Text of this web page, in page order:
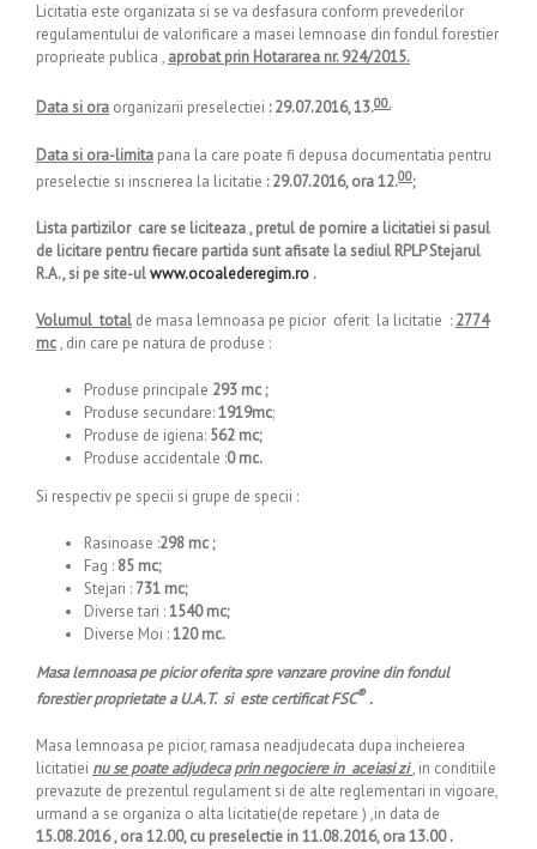
Licitatia este organizata si se va desfasura conform prevederilor
regulamentului de valorificare a masei lemnoase din fondul forestier
proprieate publica , aprobat prin Hotararea nr. 924/2015.
Data si ora organizarii preselectiei : 29.07.2016, 13.00.
Data si ora-limita pana la care poate fi depusa documentatia pentru
preselectie si inscrierea la licitatie : 29.07.2016, ora 12.00;
Lista partizilor care se liciteaza , pretul de pornire a licitatiei si pasul
de licitare pentru fiecare partida sunt afisate la sediul RPLP Stejarul
R.A., si pe site-ulwww.ocoalederegim.ro .
Volumul total de masa lemnoasa pe picior oferit la licitatie : 2774
mc, din care pe natura de produse :
Produse principale 293 mc ;
Produse secundare:1919mc;
Produse de igiena: 562 mc;
Produse accidentale :0 mc.
Si respectiv pe specii si grupe de specii :
Rasinoase :298 mc ;
Fag : 85 mc;
Stejari : 731 mc;
Diverse tari :1540 mc;
Diverse Moi :120 mc.
Masa lemnoasa pe picior oferita spre vanzare provine din fondul
forestier proprietate a U.A.T. si este certificat FSC® .
Masa lemnoasa pe picior, ramasa neadjudecata dupa incheierea
licitatiei nu se poate adjudeca prin negociere in aceiasi zi, in conditiile
prevazute de prezentul regulament si de alte reglementari in vigoare,
urmand a se organiza o alta licitatie(de repetare ) ,in data de
15.08.2016 , ora 12.00, cu preselectie in 11.08.2016, ora 13.00 .